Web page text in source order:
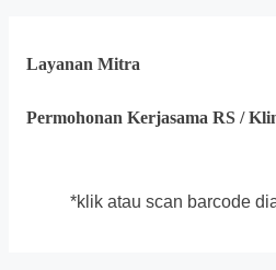
Layanan Mitra
Permohonan Kerjasama RS /
*klik atau scan barcode